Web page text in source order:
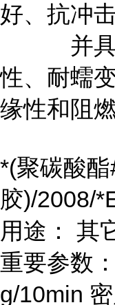
好、抗冲
并具有
性、耐蠕
缘性和阻
*(聚碳酸
胶)/2008/
用途： 其
重要参数
g/10min